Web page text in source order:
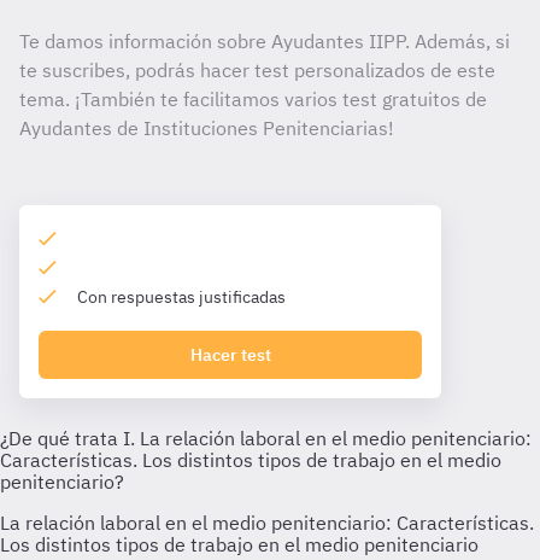
Te damos información sobre Ayudantes IIPP. Además, si
te suscribes, podrás hacer test personalizados de este
tema. ¡También te facilitamos varios test gratuitos de
Ayudantes de Instituciones Penitenciarias!
Con respuestas justificadas
Hacer test